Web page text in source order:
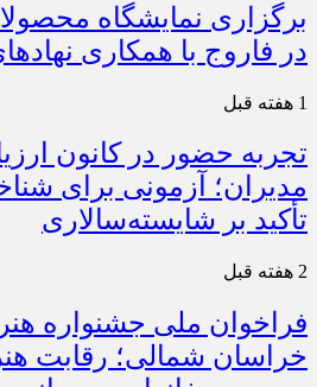
برگزاری نمایشگاه
در فاروج با همکاری
1 هفته قبل
تجربه حضور در کانون
مدیران؛ آزمونی برای
تأکید بر شایسته‌سالاری
2 هفته قبل
فراخوان ملی جشنواره
خراسان شمالی؛ رقابت